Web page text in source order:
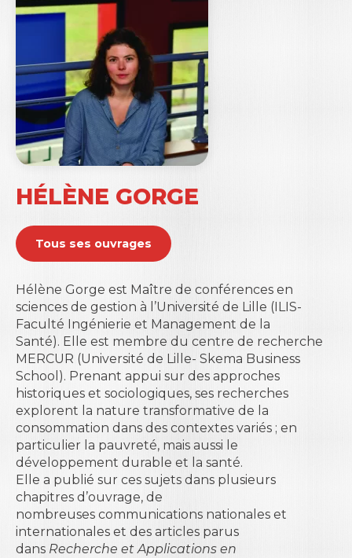
HÉLÈNE GORGE
Tous ses ouvrages
Hélène Gorge est Maître de conférences en
sciences de gestion à l’Université de Lille (ILIS-
Faculté Ingénierie et Management de la
Santé). Elle est membre du centre de recherche
MERCUR (Université de Lille- Skema Business
School). Prenant appui sur des approches
historiques et sociologiques, ses recherches
explorent la nature transformative de la
consommation dans des contextes variés ; en
particulier la pauvreté, mais aussi le
développement durable et la santé.
Elle a publié sur ces sujets dans plusieurs
chapitres d’ouvrage, de
nombreuses communications nationales et
internationales et des articles parus
dans Recherche et Applications en